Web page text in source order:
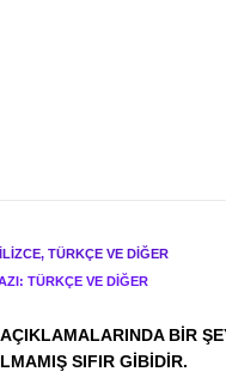
TÜRKÇE VE DİĞER
TÜRKÇE VE DİĞER
BİR
SIFIR GİBİDİR.